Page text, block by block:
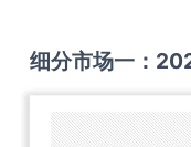
细分市场一：